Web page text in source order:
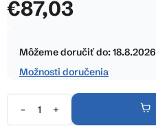
5
€87,03
cena:
Môžeme doručiť do:18.8.2026
Možnosti doručenia